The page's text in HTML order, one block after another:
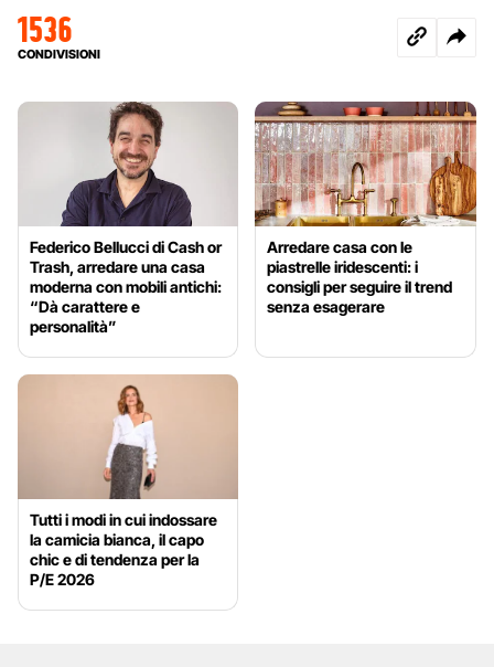
1536
CONDIVISIONI
Federico Bellucci di Cash or
Trash, arredare una casa
moderna con mobili antichi:
“Dà carattere e
personalità”
Arredare casa con le
piastrelle iridescenti: i
consigli per seguire il trend
senza esagerare
Tutti i modi in cui indossare
la camicia bianca, il capo
chic e di tendenza per la
P/E 2026